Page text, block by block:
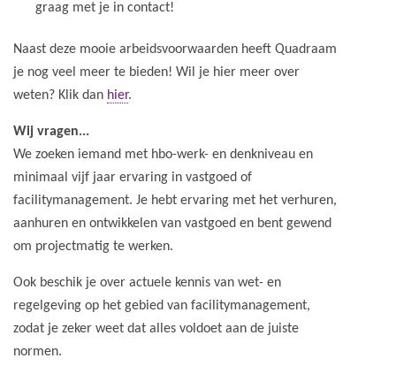
graag met je in contact!
Naast deze mooie arbeidsvoorwaarden heeft Quadraam
je nog veel meer te bieden! Wil je hier meer over
weten? Klik dan hier.
Wij vragen...
We zoeken iemand met hbo-werk- en denkniveau en
minimaal vijf jaar ervaring in vastgoed of
facilitymanagement. Je hebt ervaring met het verhuren,
aanhuren en ontwikkelen van vastgoed en bent gewend
om projectmatig te werken.
Ook beschik je over actuele kennis van wet- en
regelgeving op het gebied van facilitymanagement,
zodat je zeker weet dat alles voldoet aan de juiste
normen.